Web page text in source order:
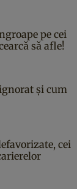
pe cei
să afle!
și cum
cei